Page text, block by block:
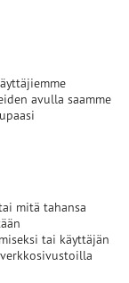
avulla saamme
mitä tahansa
tai käyttäjän